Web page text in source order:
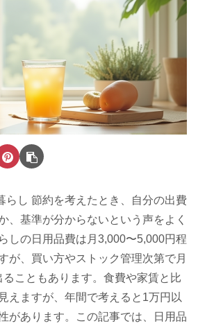
らし 節約を考えたとき、自分の出費
、基準が分からないという声をよく
しの日用品費は月3,000〜5,000円程
が、買い方やストック管理次第で月
こともあります。食費や家賃と比
えますが、年間で考えると1万円以
があります。この記事では、日用品